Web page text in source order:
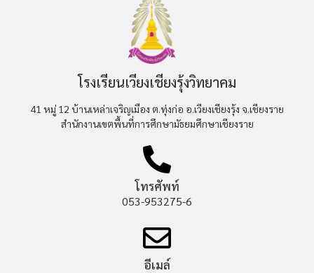
โรงเรียนเวียงเชียงรุ้งวิทยาคม
41 หมู่ 12 บ้านเหล่าเจริญเมือง ต.ทุ่งก่อ อ.เวียงเชียงรุ้ง จ.เชียงราย
สำนักงานเขตพื้นที่การศึกษามัธยมศึกษาเชียงราย
โทรศัพท์
053-953275-6
อีเมล์